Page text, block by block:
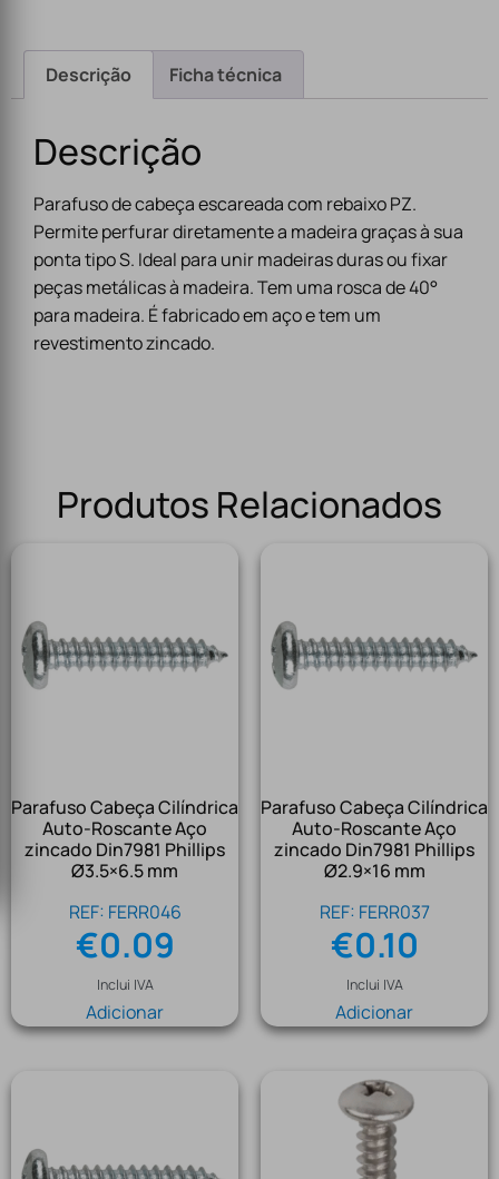
Descrição Ficha técnica
Descrição
Parafuso de cabeça escareada com rebaixo PZ.
Permite perfurar diretamente a madeira graças à sua
ponta tipo S. Ideal para unir madeiras duras ou fixar
peças metálicas à madeira. Tem uma rosca de 40°
para madeira. É fabricado em aço e tem um
revestimento zincado.
Produtos Relacionados
Parafuso Cabeça Cilíndrica
Auto-Roscante Aço
zincado Din7981 Phillips
Ø3.5×6.5 mm
REF: FERR046
€0.09
Inclui IVA
Adicionar
Parafuso Cabeça Cilíndrica
Auto-Roscante Aço
zincado Din7981 Phillips
Ø2.9×16 mm
REF: FERR037
€0.10
Inclui IVA
Adicionar